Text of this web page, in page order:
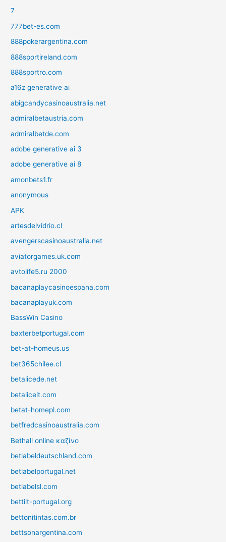
7
777bet-es.com
888pokerargentina.com
888sportireland.com
888sportro.com
a16z generative ai
abigcandycasinoaustralia.net
admiralbetaustria.com
admiralbetde.com
adobe generative ai 3
adobe generative ai 8
amonbets1.fr
anonymous
APK
artesdelvidrio.cl
avengerscasinoaustralia.net
aviatorgames.uk.com
avtolife5.ru 2000
bacanaplaycasinoespana.com
bacanaplayuk.com
BassWin Casino
baxterbetportugal.com
bet-at-homeus.us
bet365chilee.cl
betalicede.net
betaliceit.com
betat-homepl.com
betfredcasinoaustralia.com
Bethall online καζίνο
betlabeldeutschland.com
betlabelportugal.net
betlabelsl.com
bettilt-portugal.org
bettonitintas.com.br
bettsonargentina.com